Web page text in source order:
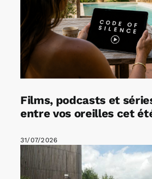
Films, podcasts et
entre vos oreilles cet
31/07/2026